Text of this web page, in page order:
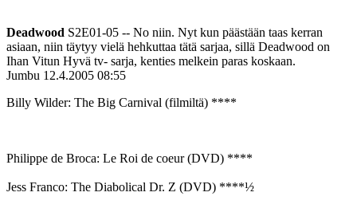
Deadwood S2E01-05 -- No niin. Nyt kun päästään taas kerran
asiaan, niin täytyy vielä hehkuttaa tätä sarjaa, sillä Deadwood on
Ihan Vitun Hyvä tv- sarja, kenties melkein paras koskaan.
Jumbu 12.4.2005 08:55
Billy Wilder: The Big Carnival (filmiltä) ****
Philippe de Broca: Le Roi de coeur (DVD) ****
Jess Franco: The Diabolical Dr. Z (DVD) ****½